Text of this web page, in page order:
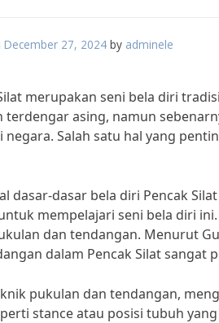
December 27, 2024 by adminele
merupakan seni bela diri
terdengar asing, namun
negara. Salah satu hal yang
dasar-dasar bela diri Pencak
mempelajari seni bela diri
dan tendangan. Menurut
dalam Pencak Silat
pukulan dan tendangan,
stance atau posisi tubuh